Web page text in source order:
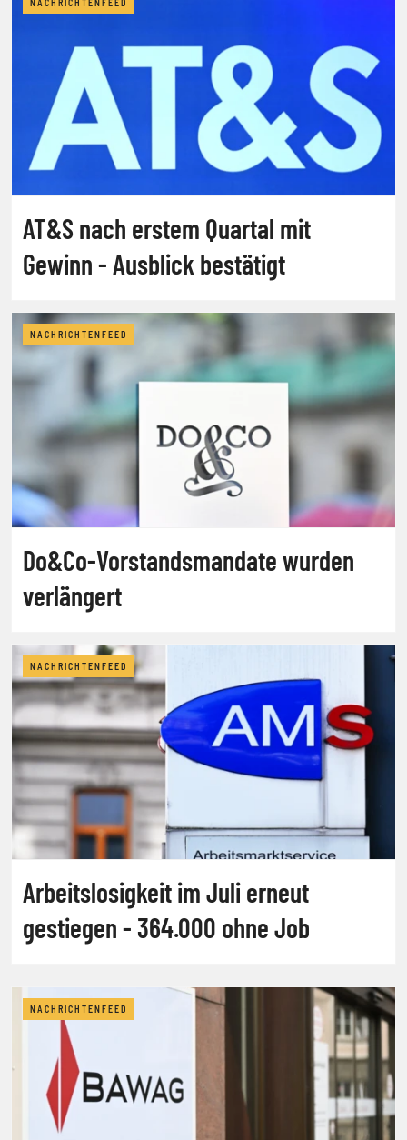
NACHRICHTENFEED
AT&S nach erstem Quartal mit
Gewinn - Ausblick bestätigt
NACHRICHTENFEED
Do&Co-Vorstandsmandate wurden
verlängert
NACHRICHTENFEED
Arbeitslosigkeit im Juli erneut
gestiegen - 364.000 ohne Job
NACHRICHTENFEED